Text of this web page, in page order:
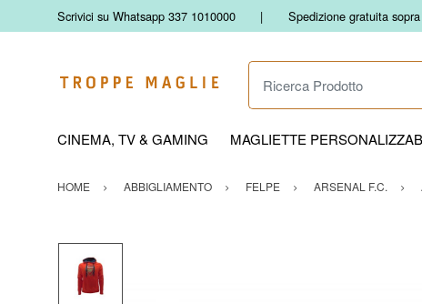
Scrivici su Whatsapp 337 1010000 Spedizione gratuita
Ricerca Prodotto
CINEMA, TV & GAMING MAGLIETTE
HOME ABBIGLIAMENTO FELPE ARSENAL F.C.